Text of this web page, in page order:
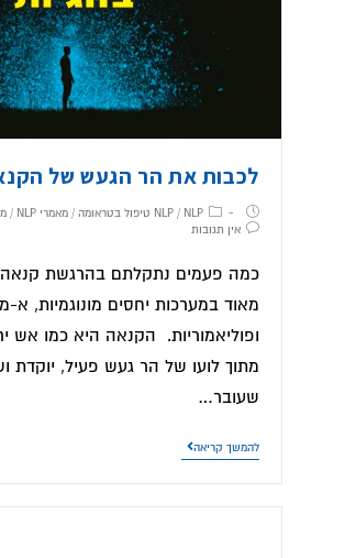
לכבות את הר הגעש של
NLP/ NLP טיפול בטראומה /מאמרי NLP /
אין תגובות
כמה פעמים נתקלתם בהרגשת
מאוד במערכות יחסים מונוגמיות, א-
ופוליאמוריות. הקנאה היא כמו אש
מתוך לועו של הר געש פעיל, יוקדת
שעובר…
להמשך קריאה